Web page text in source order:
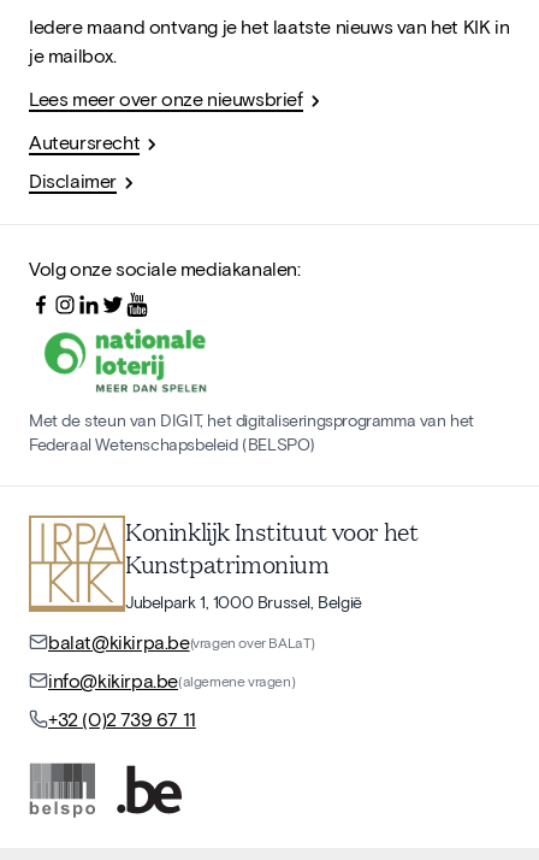
Iedere maand ontvang je het laatste nieuws van het KIK in
je mailbox.
Lees meer over onze nieuwsbrief
Auteursrecht
Disclaimer
Volg onze sociale mediakanalen:
Met de steun van DIGIT, het digitaliseringsprogramma van het
Federaal Wetenschapsbeleid (BELSPO)
Koninklijk Instituut voor het
Kunstpatrimonium
Jubelpark 1, 1000 Brussel, België
balat@kikirpa.be(vragen over BALaT)
info@kikirpa.be(algemene vragen)
+32 (0)2 739 67 11